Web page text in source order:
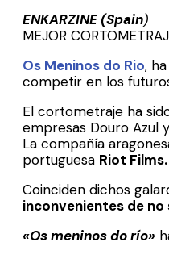
ENKARZINE (Spain)
MEJOR
Os Meninos do Rio,
competir en los
El cortometraje ha
empresas Douro Azul
La compañía
portuguesa Riot Films.
Coinciden dichos
inconvenientes de no
«Os meninos do río»